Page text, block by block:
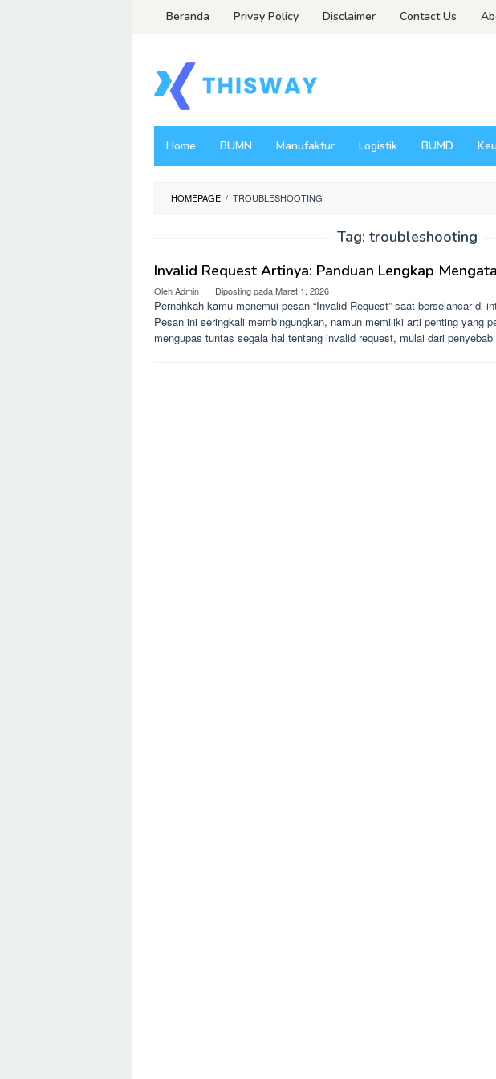
Beranda Privay Policy Disclaimer Contact Us
Home BUMN Manufaktur Logistik BUMD
HOMEPAGE / TROUBLESHOOTING
Tag: troubleshooting
Invalid Request Artinya: Panduan Lengkap
OlehAdmin Diposting padaMaret 1, 2026
Pernahkah kamu menemui pesan “Invalid Request” saat berselancar di
Pesan ini seringkali membingungkan, namun memiliki arti penting yang
mengupas tuntas segala hal tentang invalid request, mulai dari